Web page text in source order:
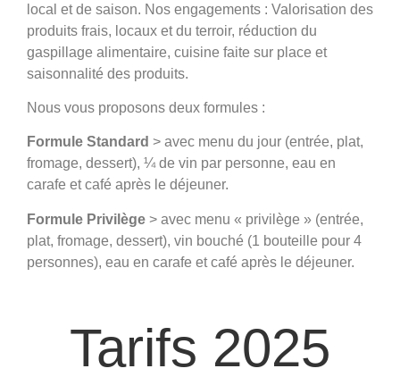
local et de saison. Nos engagements : Valorisation des
produits frais, locaux et du terroir, réduction du
gaspillage alimentaire, cuisine faite sur place et
saisonnalité des produits.
Nous vous proposons deux formules :
Formule Standard > avec menu du jour (entrée, plat,
fromage, dessert), ¼ de vin par personne, eau en
carafe et café après le déjeuner.
Formule Privilège > avec menu « privilège » (entrée,
plat, fromage, dessert), vin bouché (1 bouteille pour 4
personnes), eau en carafe et café après le déjeuner.
Tarifs 2025